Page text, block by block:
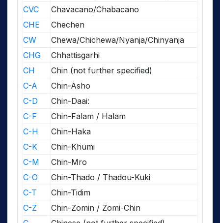
CVC
Chavacano/Chabacano
CHE
Chechen
CW
Chewa/Chichewa/Nyanja/Chinyanja
CHG
Chhattisgarhi
CH
Chin (not further specified)
C-A
Chin-Asho
C-D
Chin-Daai:
C-F
Chin-Falam / Halam
C-H
Chin-Haka
C-K
Chin-Khumi
C-M
Chin-Mro
C-O
Chin-Thado / Thadou-Kuki
C-T
Chin-Tidim
C-Z
Chin-Zomin / Zomi-Chin